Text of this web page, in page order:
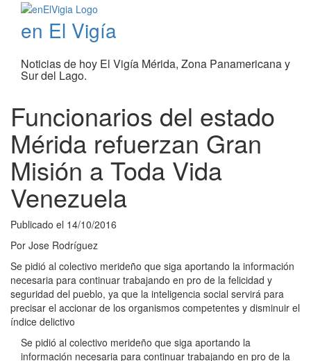
en El Vigía
Noticias de hoy El Vigía Mérida, Zona Panamericana y
Sur del Lago.
Funcionarios del estado
Mérida refuerzan Gran
Misión a Toda Vida
Venezuela
Publicado el 14/10/2016
Por Jose Rodríguez
Se pidió al colectivo merideño que siga aportando la información
necesaria para continuar trabajando en pro de la felicidad y
seguridad del pueblo, ya que la inteligencia social servirá para
precisar el accionar de los organismos competentes y disminuir el
índice delictivo
Se pidió al colectivo merideño que siga aportando la
información necesaria para continuar trabajando en pro de la